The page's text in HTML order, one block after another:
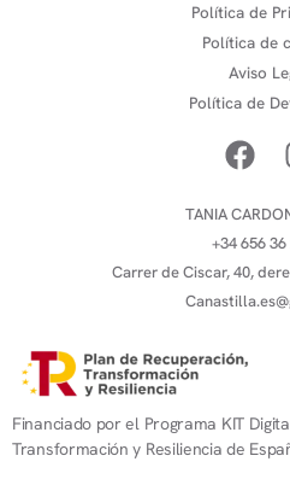
Política de
Política de
Aviso
Política de
TANIA
+34 656
Carrer de Ciscar, 40,
Financiado por el Programa KIT
Transformación y Resiliencia de